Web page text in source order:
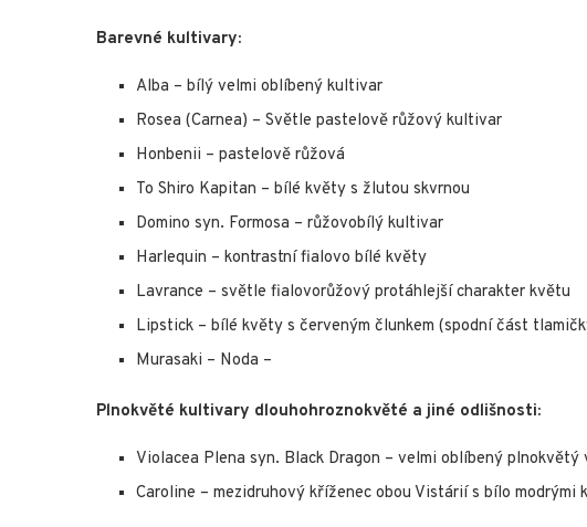
Barevné kultivary:
Alba – bílý velmi oblíbený kultivar
Rosea (Carnea) – Světle pastelově růžový kultivar
Honbenii – pastelově růžová
To Shiro Kapitan – bílé květy s žlutou skvrnou
Domino syn. Formosa – růžovobílý kultivar
Harlequin – kontrastní fialovo bílé květy
Lavrance – světle fialovorůžový protáhlejší charakter květu
Lipstick – bílé květy s červeným člunkem (spodní část
Murasaki – Noda –
Plnokvěté kultivary dlouhohroznokvěté a jiné odlišnosti:
Violacea Plena syn. Black Dragon – velmi oblíbený
Caroline – mezidruhový kříženec obou Vistárií s bílo modrými